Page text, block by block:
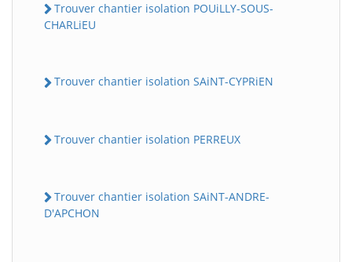
Trouver chantier isolation POUiLLY-SOUS-
CHARLiEU
Trouver chantier isolation SAiNT-CYPRiEN
Trouver chantier isolation PERREUX
Trouver chantier isolation SAiNT-ANDRE-
D'APCHON